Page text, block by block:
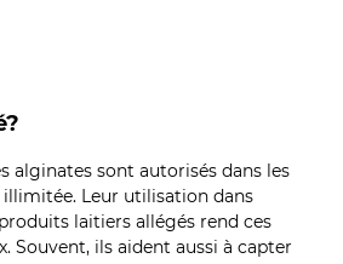
alginates sont autorisés dans les
Leur utilisation dans
laitiers allégés rend ces
Souvent, ils aident aussi à capter